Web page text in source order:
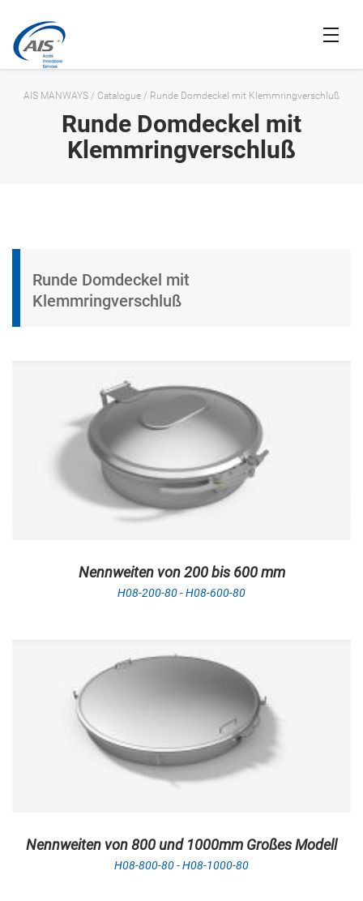
AIS MANWAYS / Catalogue / Runde Domdeckel mit Klemmringverschluß
Runde Domdeckel mit
Klemmringverschluß
Runde Domdeckel mit
Klemmringverschluß
Nennweiten von 200 bis 600 mm
H08-200-80 - H08-600-80
Nennweiten von 800 und 1000mm Großes Modell
H08-800-80 - H08-1000-80